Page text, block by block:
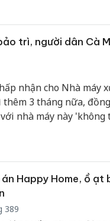
trì, người dân Cà
nhận cho Nhà máy
3 tháng nữa,
nhà máy này 'không
án Happy Home, ồ ạt
389